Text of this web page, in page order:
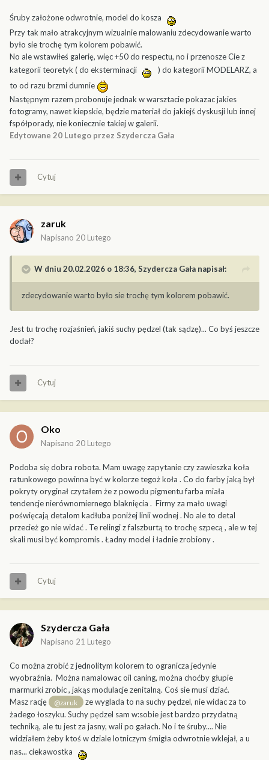
Śruby założone odwrotnie, model do kosza
Przy tak mało atrakcyjnym wizualnie malowaniu zdecydowanie warto
było sie trochę tym kolorem pobawić.
No ale wstawiłeś galerię, więc +50 do respectu, no i przenosze Cie z
kategorii teoretyk ( do eksterminacji
) do kategorii MODELARZ, a
to od razu brzmi dumnie
Następnym razem probonuje jednak w warsztacie pokazac jakies
fotogramy, nawet kiepskie, będzie materiał do jakiejś dyskusji lub innej
fspółporady, nie koniecznie takiej w galerii.
Edytowane 20 Lutego przez Szydercza Gała
Cytuj
zaruk
Napisano 20 Lutego
W dniu 20.02.2026 o 18:36, Szydercza Gała napisał:
zdecydowanie warto było sie trochę tym kolorem pobawić.
Jest tu trochę rozjaśnień, jakiś suchy pędzel (tak sądzę)... Co byś jeszcze
dodał?
Cytuj
Oko
Napisano 20 Lutego
Podoba się dobra robota. Mam uwagę zapytanie czy zawieszka koła
ratunkowego powinna być w kolorze tegoż koła . Co do farby jaką był
pokryty oryginał czytałem że z powodu pigmentu farba miała
tendencje nierównomiernego blaknięcia . Firmy za mało uwagi
poświęcają detalom kadłuba poniżej linii wodnej . No ale to detal
przecież go nie widać . Te relingi z falszburtą to trochę szpecą , ale w tej
skali musi być kompromis . Ładny model i ładnie zrobiony .
Cytuj
Szydercza Gała
Napisano 21 Lutego
Co można zrobić z jednolitym kolorem to ogranicza jedynie
wyobraźnia. Można namalowac oil caning, można choćby głupie
marmurki zrobic , jakąs modulacje zenitalną. Coś sie musi dziać.
Masz rację
@zaruk
ze wyglada to na suchy pędzel, nie widac za to
żadego łoszyku. Suchy pędzel sam w:sobie jest bardzo przydatną
techniką, ale tu jest za jasny, wali po gałach. No i te śruby.... Nie
widziałem żeby ktoś w dziale lotniczym śmigła odwrotnie wklejał, a u
nas... ciekawostka